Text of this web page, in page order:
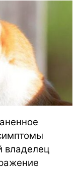
владелец